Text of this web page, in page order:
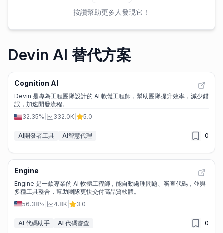
按讚幫助更多人發現它！
Devin AI 替代方案
Cognition AI
Devin 是專為工程團隊設計的 AI 軟體工程師，幫助團隊提升效率，減少錯
誤，加速開發流程。
32.35%
332.0K 5.0
AI開發者工具 AI智慧代理 0
Engine
Engine 是一款專業的 AI 軟體工程師，能自動處理問題、審查代碼，並與
多種工具整合，幫助團隊更快交付高品質軟體。
56.38%
4.8K 3.0
AI 代碼助手 AI 代碼審查 0